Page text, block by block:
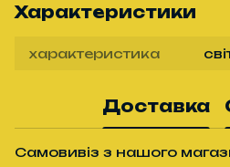
Характеристики
характеристика
Доставка
Самовивіз з нашого